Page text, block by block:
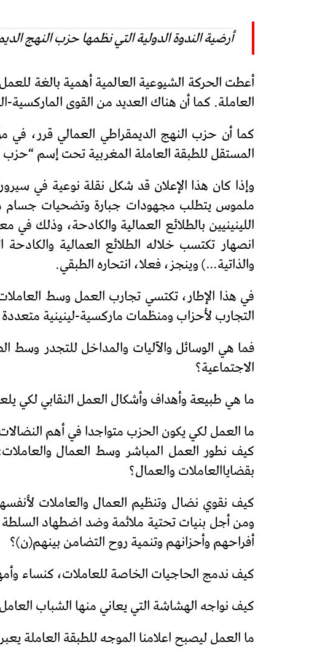
أرضية الندوة الدولية التي نظمها حزب النهج
أعطت الحركة الشيوعية العالمية أهمية بالغة
العاملة. كما أن هناك العديد من القوى
المستقل للطبقة العاملة المغربية تحت إسم “حزب
وإذا كان هذا الإعلان قد شكل نقلة نوعية في
ملموس يتطلب مجهودات جبارة وتضحيات جسام من
اللينينيين بالطلائع العمالية والكادحة، وذلك
انصهار تكتسب خلاله الطلائع العمالية
والذاتية…) وينجز، فعلا، انتحاره الطبقي.
في هذا الإطار، تكتسي تجارب العمل وسط
التجارب لأحزاب ومنظمات ماركسية-لينينية
فما هي الوسائل والآليات والمداخل للتجدر وسط
الاجتماعية؟
ما هي طبيعة وأهداف وأشكال العمل النقابي لكي
ما العمل لكي يكون الحزب متواجدا في أهم
كيف نطور العمل المباشر وسط العمال
بقضاياالعاملات والعمال؟
كيف نقوي نضال وتنظيم العمال والعاملات
ومن أجل بنيات تحتية ملائمة وضد اضطهاد
أفراحهم وأحزانهم وتنمية روح التضامن بينهم(ن)؟
كيف ندمج الحاجيات الخاصة للعاملات، كنساء
كيف نواجه الهشاشة التي يعاني منها الشباب
ما العمل ليصبح اعلامنا الموجه للطبقة العاملة